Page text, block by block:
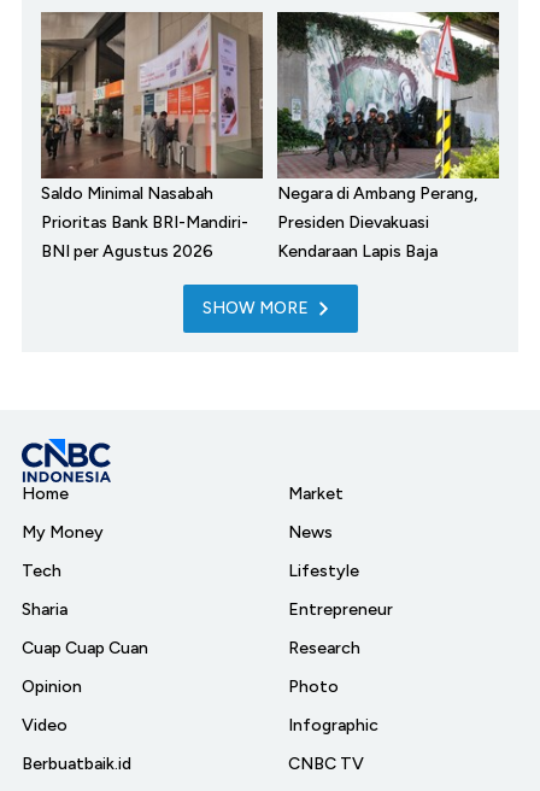
Saldo Minimal Nasabah
Prioritas Bank BRI-Mandiri-
BNI per Agustus 2026
Negara di Ambang Perang,
Presiden Dievakuasi
Kendaraan Lapis Baja
SHOW MORE
Home
My Money
Tech
Sharia
Cuap Cuap Cuan
Opinion
Video
Berbuatbaik.id
Market
News
Lifestyle
Entrepreneur
Research
Photo
Infographic
CNBC TV